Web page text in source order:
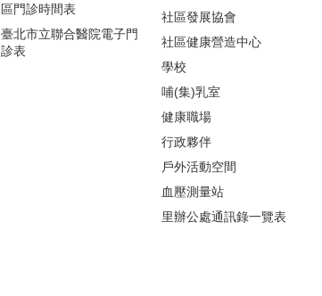
區門診時間表
臺北市立聯合醫院電子門
診表
社區發展協會
社區健康營造中心
學校
哺(集)乳室
健康職場
行政夥伴
戶外活動空間
血壓測量站
里辦公處通訊錄一覽表